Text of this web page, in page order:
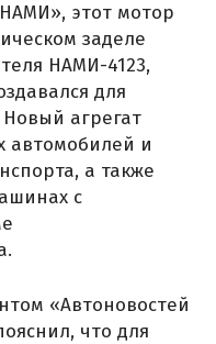
этот мотор
заделе
НАМИ-4123,
для
агрегат
автомобилей и
а также
с
«Автоновостей
что для